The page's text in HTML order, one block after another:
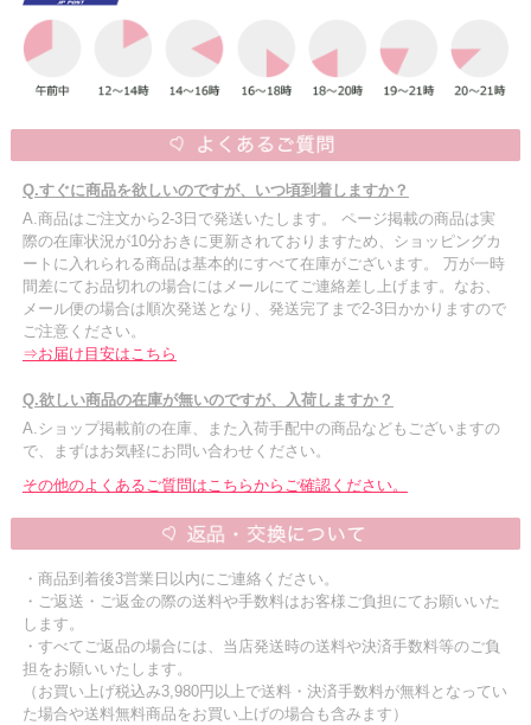
Q.すぐに商品を欲しいのですが、いつ頃到着しますか？
A.商品はご注文から2-3日で発送いたします。 ページ掲載の商品は実
際の在庫状況が10分おきに更新されておりますため、ショッピングカ
ートに入れられる商品は基本的にすべて在庫がございます。 万が一時
間差にてお品切れの場合にはメールにてご連絡差し上げます。なお、
メール便の場合は順次発送となり、発送完了まで2-3日かかりますので
ご注意ください。
⇒お届け目安はこちら
Q.欲しい商品の在庫が無いのですが、入荷しますか？
A.ショップ掲載前の在庫、また入荷手配中の商品などもございますの
で、まずはお気軽にお問い合わせください。
その他のよくあるご質問はこちらからご確認ください。
・商品到着後3営業日以内にご連絡ください。
・ご返送・ご返金の際の送料や手数料はお客様ご負担にてお願いいた
します。
・すべてご返品の場合には、当店発送時の送料や決済手数料等のご負
担をお願いいたします。
（お買い上げ税込み3,980円以上で送料・決済手数料が無料となってい
た場合や送料無料商品をお買い上げの場合も含みます）